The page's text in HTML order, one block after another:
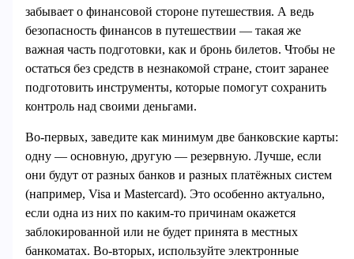
забывает о финансовой стороне путешествия. А ведь
безопасность финансов в путешествии — такая же
важная часть подготовки, как и бронь билетов. Чтобы не
остаться без средств в незнакомой стране, стоит заранее
подготовить инструменты, которые помогут сохранить
контроль над своими деньгами.
Во-первых, заведите как минимум две банковские карты:
одну — основную, другую — резервную. Лучше, если
они будут от разных банков и разных платёжных систем
(например, Visa и Mastercard). Это особенно актуально,
если одна из них по каким-то причинам окажется
заблокированной или не будет принята в местных
банкоматах. Во-вторых, используйте электронные